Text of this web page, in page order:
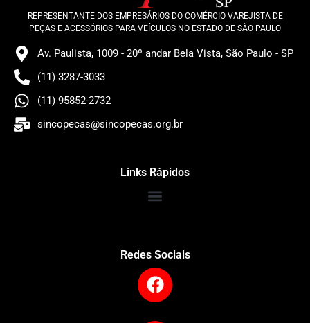
REPRESENTANTE DOS EMPRESÁRIOS DO COMÉRCIO VAREJISTA DE
PEÇAS E ACESSÓRIOS PARA VEÍCULOS NO ESTADO DE SÃO PAULO
Av. Paulista, 1009 - 20º andar Bela Vista, São Paulo - SP
(11) 3287-3033
(11) 95852-2732
sincopecas@sincopecas.org.br
Links Rápidos
Redes Sociais